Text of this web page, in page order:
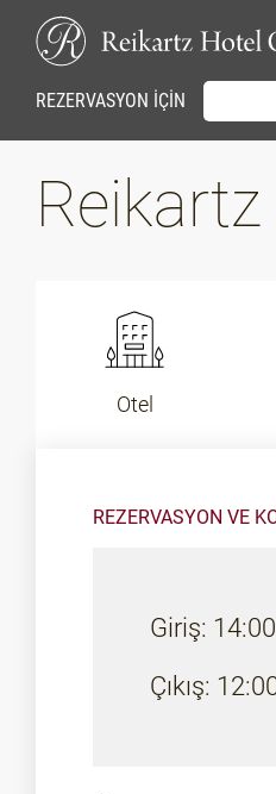
REZERVASYON İÇİN
Otel
REZERVASYON VE
Giriş: 14:00
Çıkış: